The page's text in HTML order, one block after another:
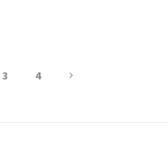
3 4